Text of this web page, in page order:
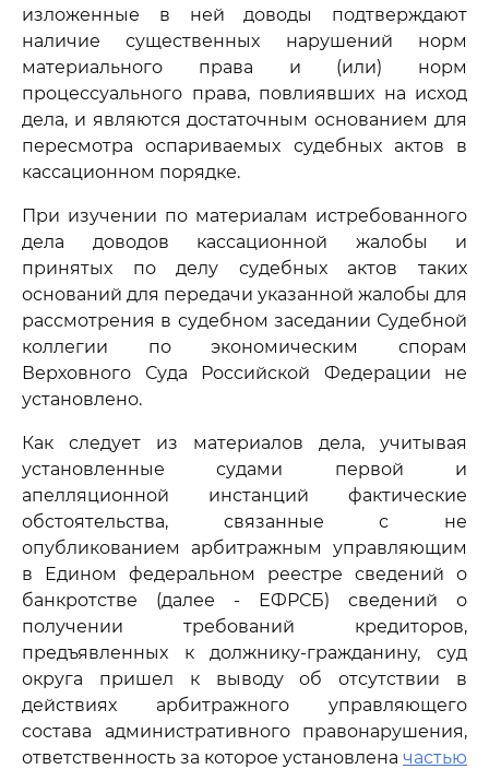
изложенные в ней доводы подтверждают
наличие существенных нарушений норм
материального права и (или) норм
процессуального права, повлиявших на исход
дела, и являются достаточным основанием для
пересмотра оспариваемых судебных актов в
кассационном порядке.
При изучении по материалам истребованного
дела доводов кассационной жалобы и
принятых по делу судебных актов таких
оснований для передачи указанной жалобы для
рассмотрения в судебном заседании Судебной
коллегии по экономическим спорам
Верховного Суда Российской Федерации не
установлено.
Как следует из материалов дела, учитывая
установленные судами первой и
апелляционной инстанций фактические
обстоятельства, связанные с не
опубликованием арбитражным управляющим
в Едином федеральном реестре сведений о
банкротстве (далее - ЕФРСБ) сведений о
получении требований кредиторов,
предъявленных к должнику-гражданину, суд
округа пришел к выводу об отсутствии в
действиях арбитражного управляющего
состава административного правонарушения,
ответственность за которое установлена частью